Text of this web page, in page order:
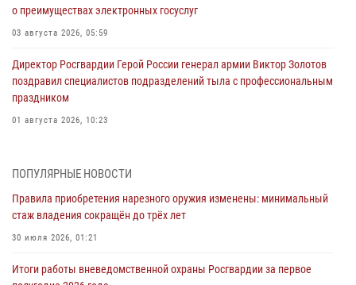
о преимуществах электронных госуслуг
03 августа 2026, 05:59
Директор Росгвардии Герой России генерал армии Виктор Золотов
поздравил специалистов подразделений тыла с профессиональным
праздником
01 августа 2026, 10:23
Российской Федерации
В Росгвардии вспоминают российских воинов, погибших в Первой
мировой войне 1914-1918 годов
ПОПУЛЯРНЫЕ НОВОСТИ
Правила приобретения нарезного оружия изменены: минимальный
стаж владения сокращён до трёх лет
30 июля 2026, 01:21
Итоги работы вневедомственной охраны Росгвардии за первое